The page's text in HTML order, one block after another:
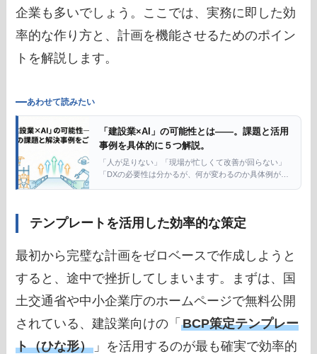
企業も多いでしょう。ここでは、実務に即した効
率的な作り方と、計画を機能させるためのポイン
トを解説します。
あわせて読みたい
「建設業×AI」の可能性とは――。課題と活用
事例を具体的に５つ解説。
「人が足りない」「現場が忙しくて改善が回らない」
「DXの必要性は分かるが、何が変わるのか具体例がな
テンプレートを活用した効率的な策定
最初から完璧な計画をゼロベースで作成しようと
すると、途中で挫折してしまいます。まずは、国
土交通省や中小企業庁のホームページで無料公開
されている、建設業向けの「BCP策定テンプレー
ト（ひな形） 」を活用するのが最も確実で効率的